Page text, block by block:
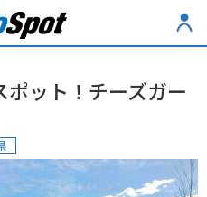
ット！チーズガー